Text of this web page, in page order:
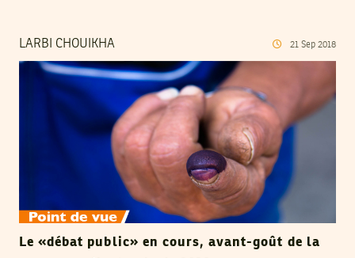
LARBI CHOUIKHA 21 Sep 2018
Le «débat public» en cours, avant-goût de la